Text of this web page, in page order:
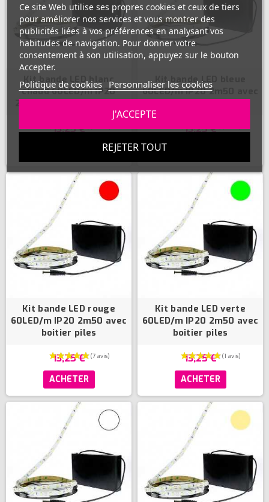
(63 avis)
Kit bande LED blanc
chaud 60LED/m IP20
13,25 €
Kit bande LED bleue
60LED/m IP20 2m50 avec
13,25 €
Kit bande LED rouge
60LED/m IP20 2m50 avec
boitier piles
13,25 €
ACHETER
Kit bande LED verte
60LED/m IP20 2m50 avec
boitier piles
13,25 €
ACHETER
Ce site Web utilise ses propres cookies et ceux de tiers
pour améliorer nos services et vous montrer des
publicités liées à vos préférences en analysant vos
habitudes de navigation. Pour donner votre
consentement à son utilisation, appuyez sur le bouton
Accepter.
Politique de cookies Personnaliser les cookies
REJETER TOUT
J'ACCEPTE